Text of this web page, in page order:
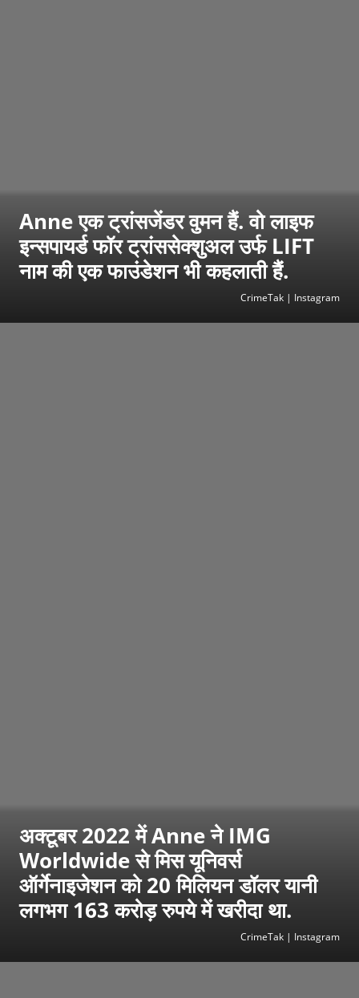
Anne एक ट्रांसजेंडर वुमन हैं. वो लाइफ
इन्सपायर्ड फॉर ट्रांससेक्शुअल उर्फ LIFT
नाम की एक फाउंडेशन भी कहलाती हैं.
CrimeTak | Instagram
अक्टूबर 2022 में Anne ने IMG
Worldwide से मिस यूनिवर्स
ऑर्गेनाइजेशन को 20 मिलियन डॉलर यानी
लगभग 163 करोड़ रुपये में खरीदा था.
CrimeTak | Instagram